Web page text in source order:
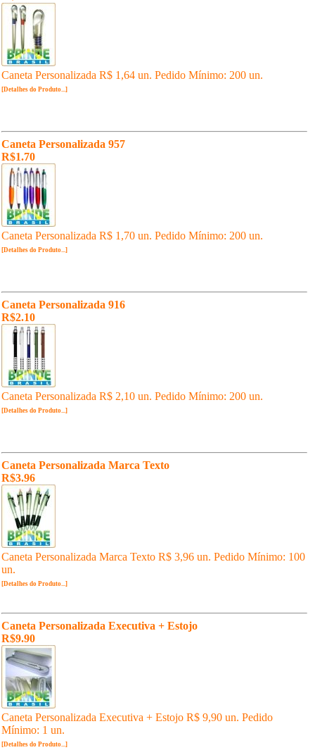
Caneta Personalizada R$ 1,64 un. Pedido Mínimo: 200 un.
[Detalhes do Produto...]
Caneta Personalizada 957
R$1.70
Caneta Personalizada R$ 1,70 un. Pedido Mínimo: 200 un.
[Detalhes do Produto...]
Caneta Personalizada 916
R$2.10
Caneta Personalizada R$ 2,10 un. Pedido Mínimo: 200 un.
[Detalhes do Produto...]
Caneta Personalizada Marca Texto
R$3.96
Caneta Personalizada Marca Texto R$ 3,96 un. Pedido Mínimo: 100
un.
[Detalhes do Produto...]
Caneta Personalizada Executiva + Estojo
R$9.90
Caneta Personalizada Executiva + Estojo R$ 9,90 un. Pedido
Mínimo: 1 un.
[Detalhes do Produto...]